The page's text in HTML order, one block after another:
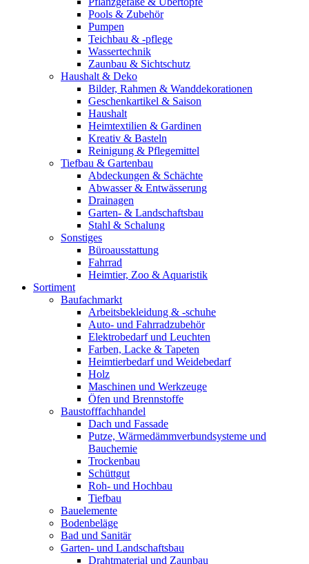
Pools & Zubehör
Pumpen
Teichbau & -pflege
Wassertechnik
Zaunbau & Sichtschutz
Haushalt & Deko
Bilder, Rahmen & Wanddekorationen
Geschenkartikel & Saison
Haushalt
Heimtextilien & Gardinen
Kreativ & Basteln
Reinigung & Pflegemittel
Tiefbau & Gartenbau
Abdeckungen & Schächte
Abwasser & Entwässerung
Drainagen
Garten- & Landschaftsbau
Stahl & Schalung
Sonstiges
Büroausstattung
Fahrrad
Heimtier, Zoo & Aquaristik
Sortiment
Baufachmarkt
Arbeitsbekleidung & -schuhe
Auto- und Fahrradzubehör
Elektrobedarf und Leuchten
Farben, Lacke & Tapeten
Heimtierbedarf und Weidebedarf
Holz
Maschinen und Werkzeuge
Öfen und Brennstoffe
Baustofffachhandel
Dach und Fassade
Putze, Wärmedämmverbundsysteme und
Bauchemie
Trockenbau
Schüttgut
Roh- und Hochbau
Tiefbau
Bauelemente
Bodenbeläge
Bad und Sanitär
Garten- und Landschaftsbau
Drahtmaterial und Zaunbau